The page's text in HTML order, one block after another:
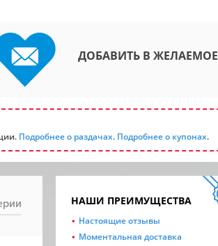
ДОБАВИТЬ В ЖЕЛАЕМОЕ
Подробнее о раздачах. Подробнее о купонах.
НАШИ ПРЕИМУЩЕСТВА
Настоящие отзывы
Моментальная доставка